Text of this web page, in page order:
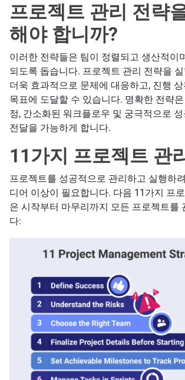
프로젝트 관리 전략
해야 합니까?
이러한 전략들은 팀이 정렬되고 생산적이
되도록 돕습니다. 프로젝트 관리 전략을
더욱 효과적으로 문제에 대응하고, 진행
목표에 도달할 수 있습니다. 명확한 전략
정, 간소화된 워크플로우 및 궁극적으로
전달을 가능하게 합니다.
11가지 프로젝트 관
프로젝트를 성공적으로 관리하고 실행하
디어 이상이 필요합니다. 다음 11가지 프
은 시작부터 마무리까지 모든 프로젝트를
다: